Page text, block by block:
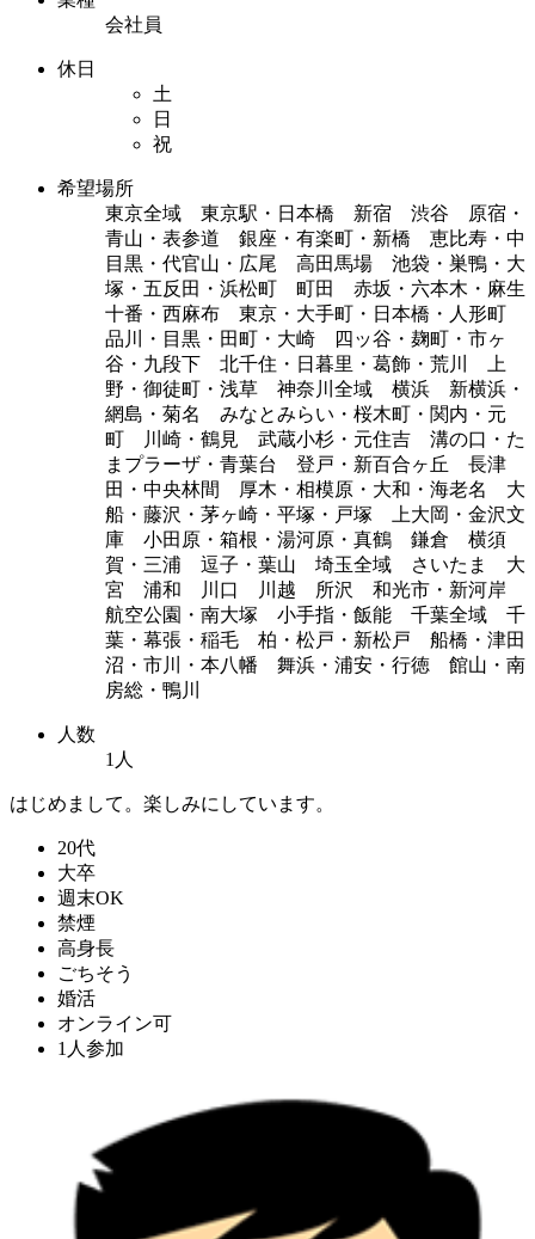
会社員
休日
土
日
祝
希望場所
東京全域 東京駅・日本橋 新宿 渋谷 原宿・
青山・表参道 銀座・有楽町・新橋 恵比寿・中
目黒・代官山・広尾 高田馬場 池袋・巣鴨・大
塚・五反田・浜松町 町田 赤坂・六本木・麻生
十番・西麻布 東京・大手町・日本橋・人形町
品川・目黒・田町・大崎 四ッ谷・麹町・市ヶ
谷・九段下 北千住・日暮里・葛飾・荒川 上
野・御徒町・浅草 神奈川全域 横浜 新横浜・
網島・菊名 みなとみらい・桜木町・関内・元
町 川崎・鶴見 武蔵小杉・元住吉 溝の口・た
まプラーザ・青葉台 登戸・新百合ヶ丘 長津
田・中央林間 厚木・相模原・大和・海老名 大
船・藤沢・茅ヶ崎・平塚・戸塚 上大岡・金沢文
庫 小田原・箱根・湯河原・真鶴 鎌倉 横須
賀・三浦 逗子・葉山 埼玉全域 さいたま 大
宮 浦和 川口 川越 所沢 和光市・新河岸
航空公園・南大塚 小手指・飯能 千葉全域 千
葉・幕張・稲毛 柏・松戸・新松戸 船橋・津田
沼・市川・本八幡 舞浜・浦安・行徳 館山・南
房総・鴨川
人数
1人
はじめまして。楽しみにしています。
20代
大卒
週末OK
禁煙
高身長
ごちそう
婚活
オンライン可
1人参加